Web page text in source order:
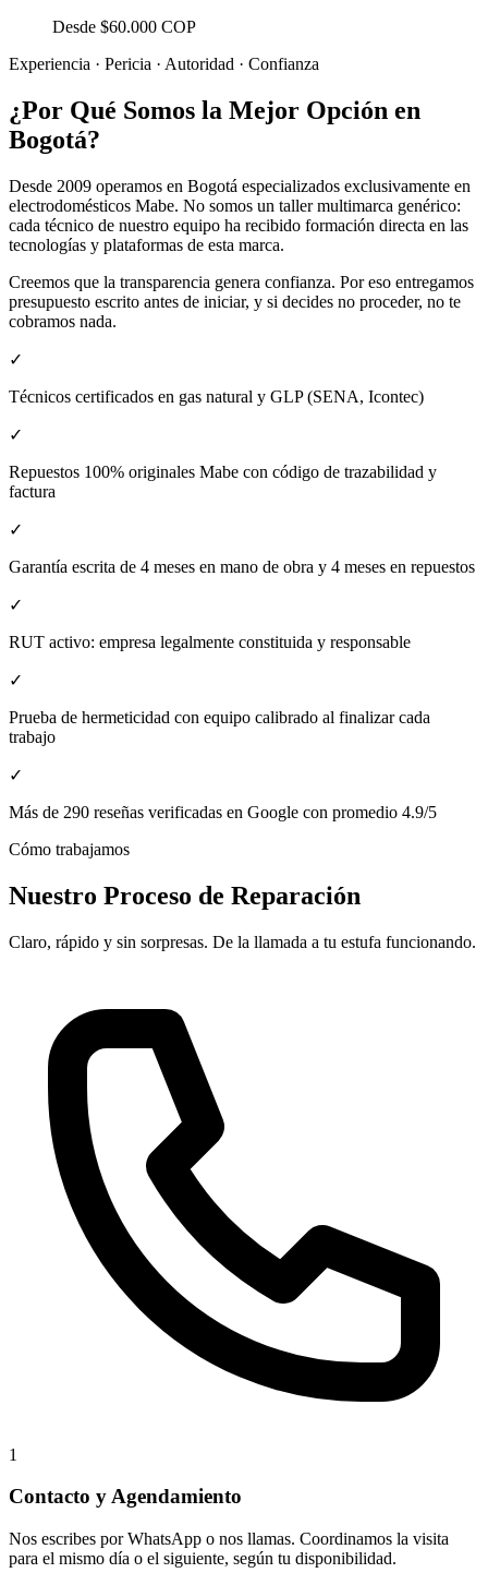
Desde $60.000 COP
Experiencia · Pericia · Autoridad · Confianza
¿Por Qué Somos la Mejor Opción en
Bogotá?
Desde 2009 operamos en Bogotá especializados exclusivamente en
electrodomésticos Mabe. No somos un taller multimarca genérico:
cada técnico de nuestro equipo ha recibido formación directa en las
tecnologías y plataformas de esta marca.
Creemos que la transparencia genera confianza. Por eso entregamos
presupuesto escrito antes de iniciar, y si decides no proceder, no te
cobramos nada.
✓
Técnicos certificados en gas natural y GLP (SENA, Icontec)
✓
Repuestos 100% originales Mabe con código de trazabilidad y
factura
✓
Garantía escrita de 4 meses en mano de obra y 4 meses en repuestos
✓
RUT activo: empresa legalmente constituida y responsable
✓
Prueba de hermeticidad con equipo calibrado al finalizar cada
trabajo
✓
Más de 290 reseñas verificadas en Google con promedio 4.9/5
Cómo trabajamos
Nuestro Proceso de Reparación
Claro, rápido y sin sorpresas. De la llamada a tu estufa funcionando.
1
Contacto y Agendamiento
Nos escribes por WhatsApp o nos llamas. Coordinamos la visita
para el mismo día o el siguiente, según tu disponibilidad.